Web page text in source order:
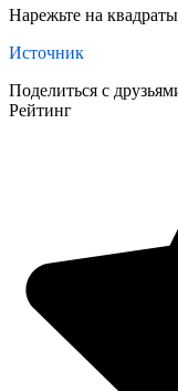
Нарежьте на
Источник
Поделиться с
Рейтинг